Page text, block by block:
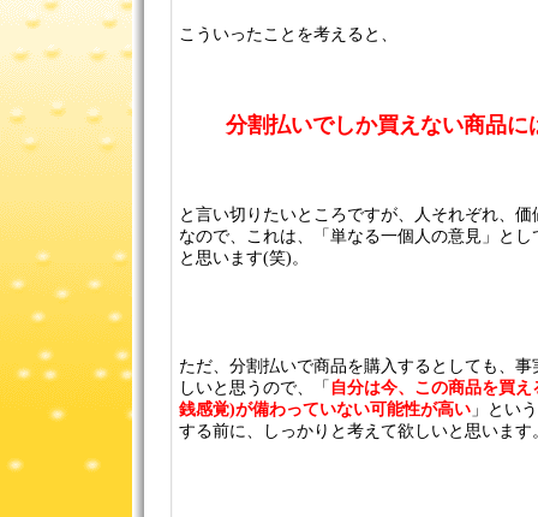
こういったことを考えると、
分割払いでしか買えない商品に
と言い切りたいところですが、人それぞれ、
なので、これは、「単なる一個人の意見」と
と思います(笑)。
ただ、分割払いで商品を購入するとしても、
しいと思うので、「 自分は今、この商品を買
銭感覚)が備わっていない可能性が高い」とい
する前に、しっかりと考えて欲しいと思います